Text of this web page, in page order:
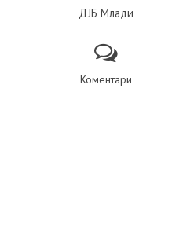
ДЈБ Млади
Коментари